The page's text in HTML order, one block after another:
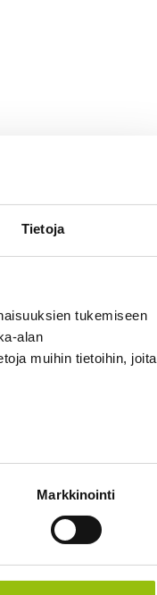
Tietoja
tukemiseen
alan
muihin tietoihin, joita
Markkinointi